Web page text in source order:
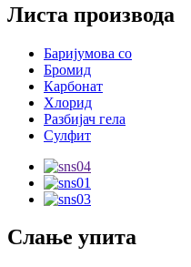
Листа производа
Баријумова со
Бромид
Карбонат
Хлорид
Разбијач гела
Сулфит
Слање упита